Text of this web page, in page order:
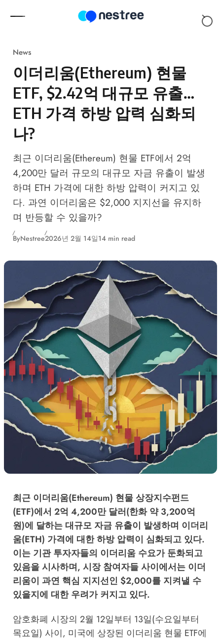
News
이더리움(Ethereum) 현물
ETF, $2.42억 대규모 유출…
ETH 가격 하방 압력 심화되
나?
최근 이더리움(Ethereum) 현물 ETF에서 2억
4,200만 달러 규모의 대규모 자금 유출이 발생
하며 ETH 가격에 대한 하방 압력이 커지고 있
다. 과연 이더리움은 $2,000 지지선을 유지하
며 반등할 수 있을까?
ByNestree2026년 2월 14일14 min read
최근 이더리움(Ethereum) 현물 상장지수펀드
(ETF)에서 2억 4,200만 달러(한화 약 3,200억
원)에 달하는 대규모 자금 유출이 발생하며 이더리
움(ETH) 가격에 대한 하방 압력이 심화되고 있다.
이는 기관 투자자들의 이더리움 수요가 둔화되고
있음을 시사하며, 시장 참여자들 사이에서는 이더
리움이 과연 핵심 지지선인 $2,000를 지켜낼 수
있을지에 대한 우려가 커지고 있다.
암호화폐 시장의 2월 12일부터 13일(수요일부터
목요일) 사이, 미국에 상장된 이더리움 현물 ETF에